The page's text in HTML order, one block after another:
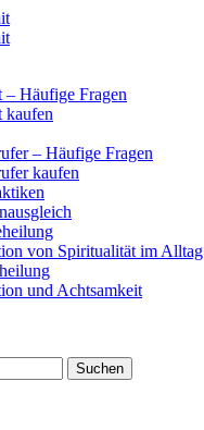
– Häufige Fragen
kaufen
– Häufige Fragen
kaufen
von Spiritualität im Alltag
und Achtsamkeit